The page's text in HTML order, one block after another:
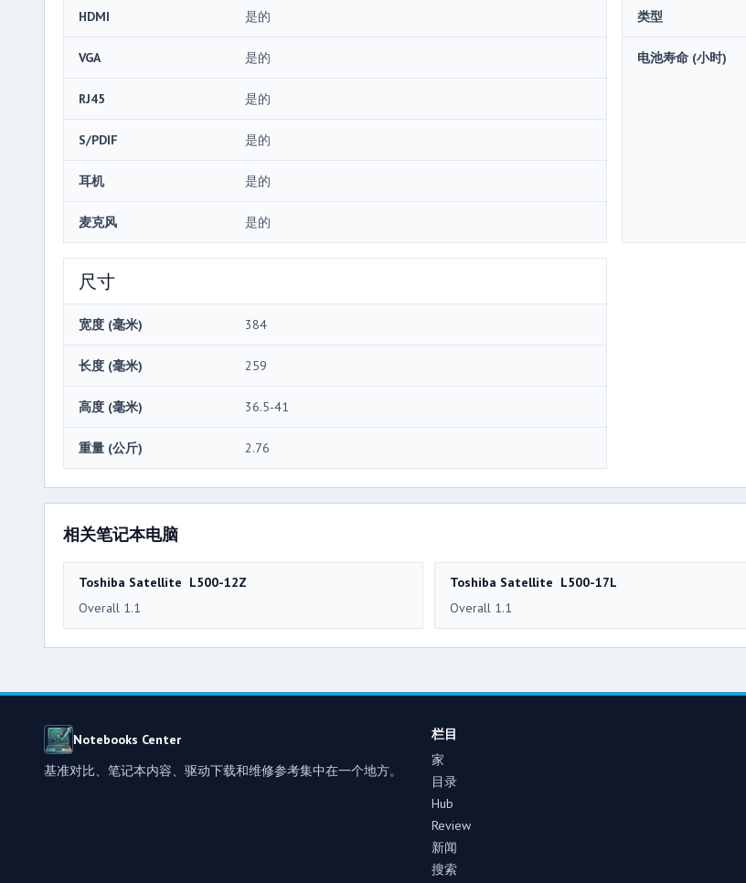
HDMI 是的
VGA 是的
RJ45 是的
S/PDIF 是的
耳机 是的
麦克风 是的
类型
电池寿命 (小时)
尺寸
宽度 (毫米) 384
长度 (毫米) 259
高度 (毫米) 36.5-41
重量 (公斤) 2.76
相关笔记本电脑
Toshiba Satellite L500-12Z
Overall 1.1
Toshiba Satellite L500-17L
Overall 1.1
Notebooks Center
基准对比、笔记本内容、驱动下载和维修参考集中在一个地方。
栏目
家
目录
Hub
Review
新闻
搜索